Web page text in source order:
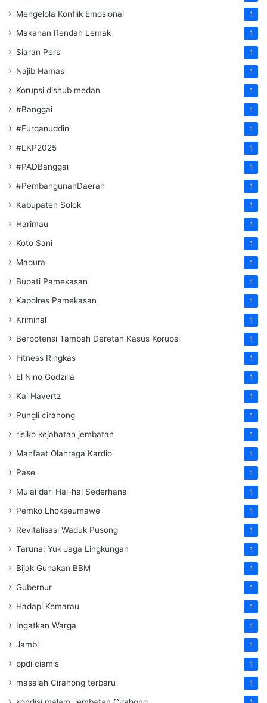
Mengelola Konflik Emosional 1
Makanan Rendah Lemak 1
Siaran Pers 1
Najib Hamas 1
Korupsi dishub medan 1
#Banggai 1
#Furqanuddin 1
#LKP2025 1
#PADBanggai 1
#PembangunanDaerah 1
Kabupaten Solok 1
Harimau 1
Koto Sani 1
Madura 1
Bupati Pamekasan 1
Kapolres Pamekasan 1
Kriminal 1
Berpotensi Tambah Deretan Kasus Korupsi 1
Fitness Ringkas 1
El Nino Godzilla 1
Kai Havertz 1
Pungli cirahong 1
risiko kejahatan jembatan 1
Manfaat Olahraga Kardio 1
Pase 1
Mulai dari Hal-hal Sederhana 1
Pemko Lhokseumawe 1
Revitalisasi Waduk Pusong 1
Taruna; Yuk Jaga Lingkungan 1
Bijak Gunakan BBM 1
Gubernur 1
Hadapi Kemarau 1
Ingatkan Warga 1
Jambi 1
ppdi ciamis 1
masalah Cirahong terbaru 1